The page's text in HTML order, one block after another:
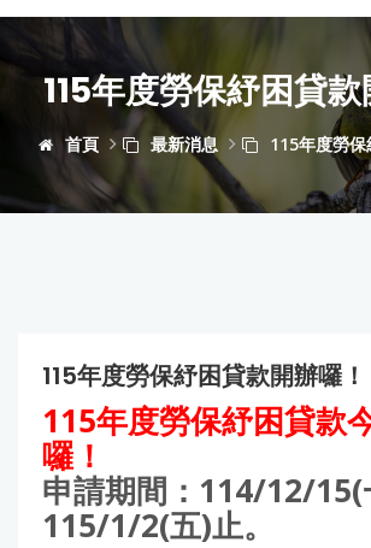
115年度勞保紓困貸款
首頁 最新消息 115年度勞保
115年度勞保紓困貸款開辦囉！
115年度勞保紓困貸款
囉！
申請期間：114/12/15(
115/1/2(五)止。